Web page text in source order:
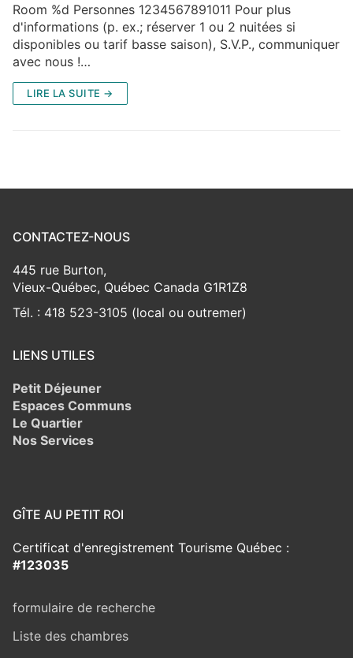
Room %d Personnes 1234567891011 Pour plus
d'informations (p. ex.; réserver 1 ou 2 nuitées si
disponibles ou tarif basse saison), S.V.P., communiquer
avec nous !…
LIRE LA SUITE →
CONTACTEZ-NOUS
445 rue Burton,
Vieux-Québec, Québec Canada G1R1Z8
Tél. : 418 523-3105 (local ou outremer)
LIENS UTILES
Petit Déjeuner
Espaces Communs
Le Quartier
Nos Services
GÎTE AU PETIT ROI
Certificat d'enregistrement Tourisme Québec :
#123035
formulaire de recherche
Liste des chambres